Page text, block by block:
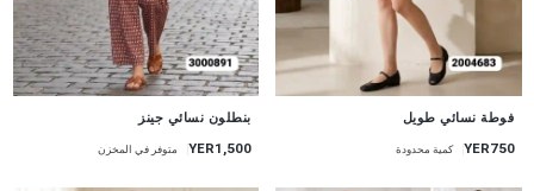
فوطة نسائي طويل
YER750 كمية محدودة
بنطلون نسائي جينز
YER1,500 متوفر في المخزن